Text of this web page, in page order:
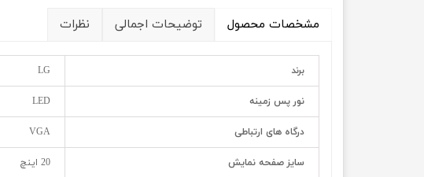
مشخصات محصول توضیحات اجمالی نظرات
برند LG
نور پس زمینه LED
درگاه های ارتباطی VGA
سایز صفحه نمایش 20 اینچ